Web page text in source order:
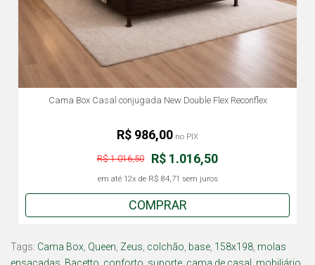
Cama Box Casal conjugada New Double Flex Reconflex
R$ 1.016,50
R$ 1.016,50
em até 12x de R$ 84,71 sem juros
R$ 986,00 no PIX
COMPRAR
Tags: Cama Box Queen Zeus colchão base 158x198 molas